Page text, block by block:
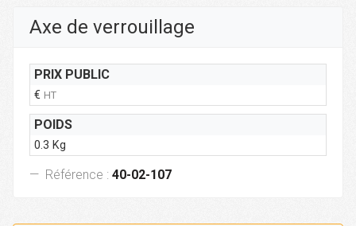
Axe de verrouillage
PRIX PUBLIC
€ HT
POIDS
0.3 Kg
Référence : 40-02-107